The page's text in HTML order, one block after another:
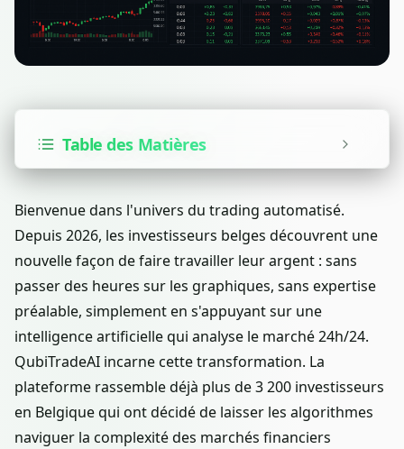
Table des Matières
Bienvenue dans l'univers du trading automatisé.
Depuis 2026, les investisseurs belges découvrent une
nouvelle façon de faire travailler leur argent : sans
passer des heures sur les graphiques, sans expertise
préalable, simplement en s'appuyant sur une
intelligence artificielle qui analyse le marché 24h/24.
QubiTradeAI incarne cette transformation. La
plateforme rassemble déjà plus de 3 200 investisseurs
en Belgique qui ont décidé de laisser les algorithmes
naviguer la complexité des marchés financiers